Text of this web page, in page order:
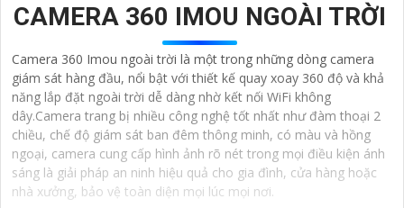
CAMERA 360 IMOU NGOÀI TRỜI
Camera 360 Imou ngoài trời là một trong những dòng camera
giám sát hàng đầu, nổi bật với thiết kế quay xoay 360 độ và khả
năng lắp đặt ngoài trời dễ dàng nhờ kết nối WiFi không
dây.Camera trang bị nhiều công nghệ tốt nhất như đàm thoại 2
chiều, chế độ giám sát ban đêm thông minh, có màu và hồng
ngoại, camera cung cấp hình ảnh rõ nét trong mọi điều kiện ánh
sáng là giải pháp an ninh hiệu quả cho gia đình, cửa hàng hoặc
nhà xưởng, bảo vệ toàn diện mọi lúc mọi nơi.